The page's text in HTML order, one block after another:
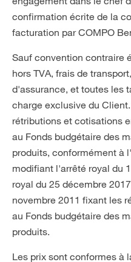
confirmation écrite de la
facturation par COMPO
Sauf convention contraire
hors TVA, frais de
d'assurance, et toutes les
charge exclusive du
rétributions et cotisations
au Fonds budgétaire des
produits, conformément à
modifiant l'arrêté royal du
royal du 25 décembre
novembre 2011 fixant les
au Fonds budgétaire des
produits.
Les prix sont conformes à